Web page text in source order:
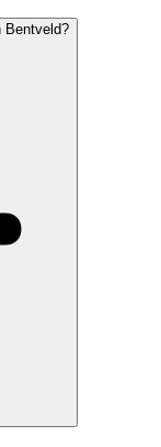
Bentveld?